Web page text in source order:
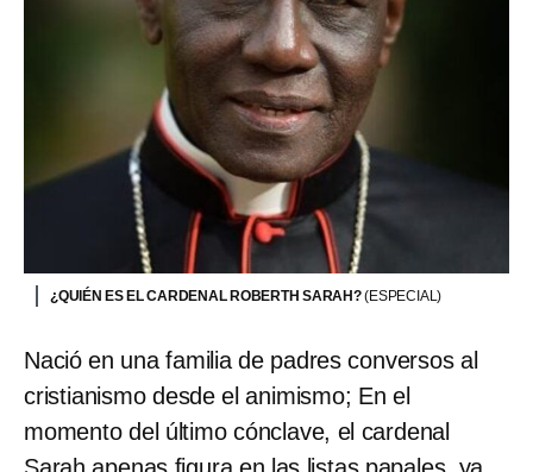
¿QUIÉN ES EL CARDENAL ROBERTH SARAH?(ESPECIAL)
Nació en una familia de padres conversos al
cristianismo desde el animismo; En el
momento del último cónclave, el cardenal